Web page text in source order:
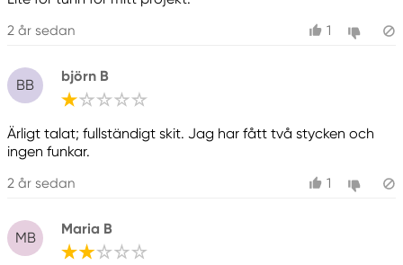
2 år sedan 1
BB
björn B
Ärligt talat; fullständigt skit. Jag har fått två stycken och
ingen funkar.
2 år sedan 1
MB
Maria B